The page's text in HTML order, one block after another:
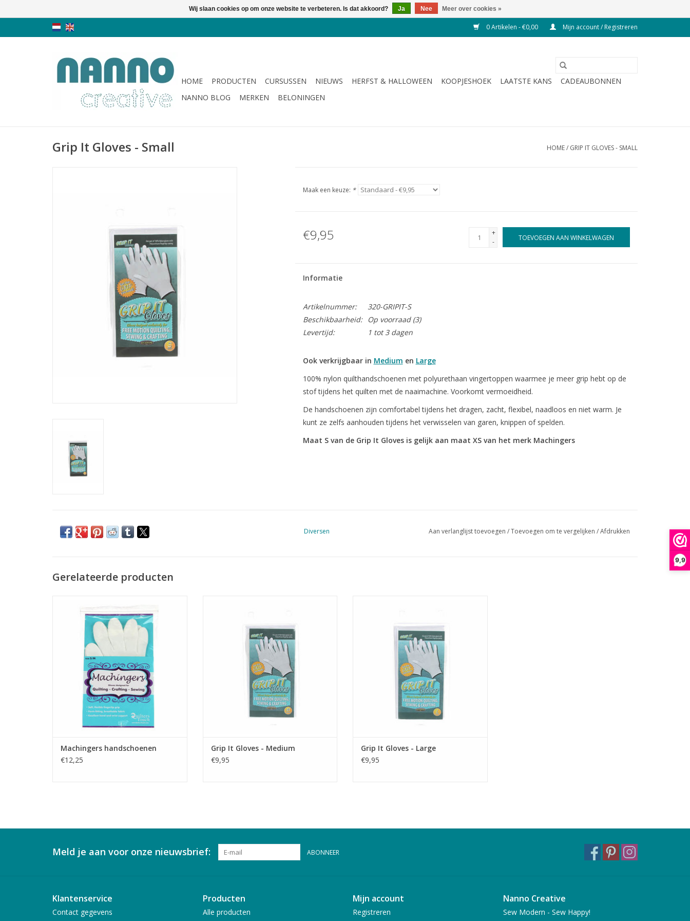
9,9
0 Artikelen - €0,00 Mijn account / Registreren
HOME PRODUCTEN CURSUSSEN NIEUWS HERFST & HALLOWEEN KOOPJESHOEK LAATSTE KANS
CADEAUBONNEN
NANNO BLOG
MERKEN BELONINGEN
Grip It Gloves - Small HOME/ GRIP IT GLOVES - SMALL
Maak een keuze: *
€9,95
+
-
TOEVOEGEN AAN WINKELWAGEN
Informatie
Artikelnummer:
320-GRIPIT-S
Beschikbaarheid:
Op voorraad(3)
Levertijd:
1 tot 3 dagen
Ook verkrijgbaar in Medium en Large
100% nylon quilthandschoenen met polyurethaan vingertoppen waarmee je meer grip hebt op de
stof tijdens het quilten met de naaimachine. Voorkomt vermoeidheid.
De handschoenen zijn comfortabel tijdens het dragen, zacht, flexibel, naadloos en niet warm. Je
kunt ze zelfs aanhouden tijdens het verwisselen van garen, knippen of spelden.
Maat S van de Grip It Gloves is gelijk aan maat XS van het merk Machingers
Diversen Aan verlanglijst toevoegen /Toevoegen om te vergelijken /Afdrukken
Gerelateerde producten
TOEVOEGEN AAN WINKELWAGEN
Machingers handschoenen
€12,25
Grip It Gloves - Medium
€9,95
Grip It Gloves - Large
€9,95
Meld je aan voor onze nieuwsbrief: ABONNEER
Klantenservice
Contact gegevens
Producten
Alle producten
Mijn account
Registreren
Nanno Creative
Sew Modern - Sew Happy!
Wij slaan cookies op om onze website te verbeteren. Is dat akkoord? Ja Nee Meer over cookies »